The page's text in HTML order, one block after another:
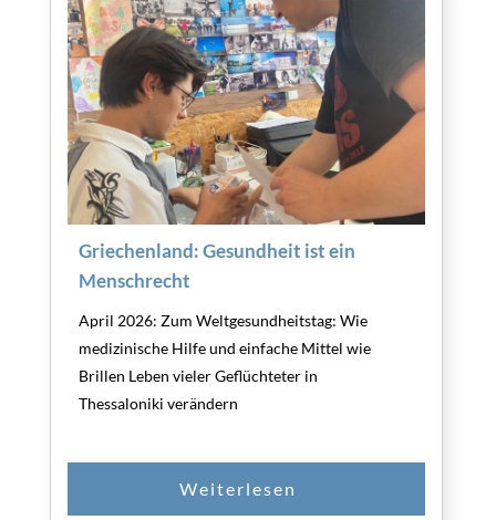
Griechenland: Gesundheit ist ein
Menschrecht
April 2026: Zum Weltgesundheitstag: Wie
medizinische Hilfe und einfache Mittel wie
Brillen Leben vieler Geflüchteter in
Thessaloniki verändern